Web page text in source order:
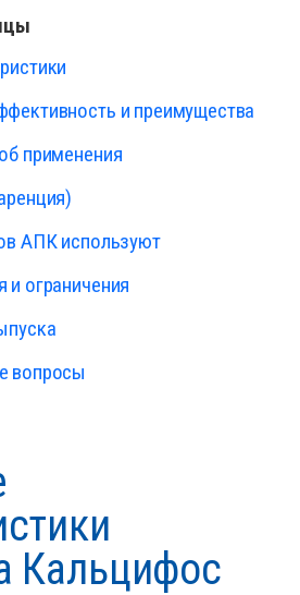
и преимущества
применения
АПК используют
и ограничения
вопросы
Кальцифос